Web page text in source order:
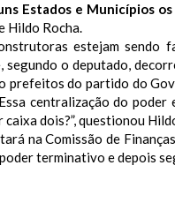
Estados e Municípios
Hildo Rocha.
estejam sendo
o deputado,
prefeitos do partido do
centralização do
dois?”, questionou
na Comissão de
terminativo e depois